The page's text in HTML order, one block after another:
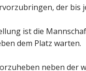
der bis
ist die
dem Platz warten.
neben der